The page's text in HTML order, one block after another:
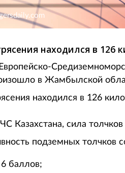
находился в 126
Европейско-
в Жамбылской
находился в 126
Казахстана, сила
подземных толчков
баллов;